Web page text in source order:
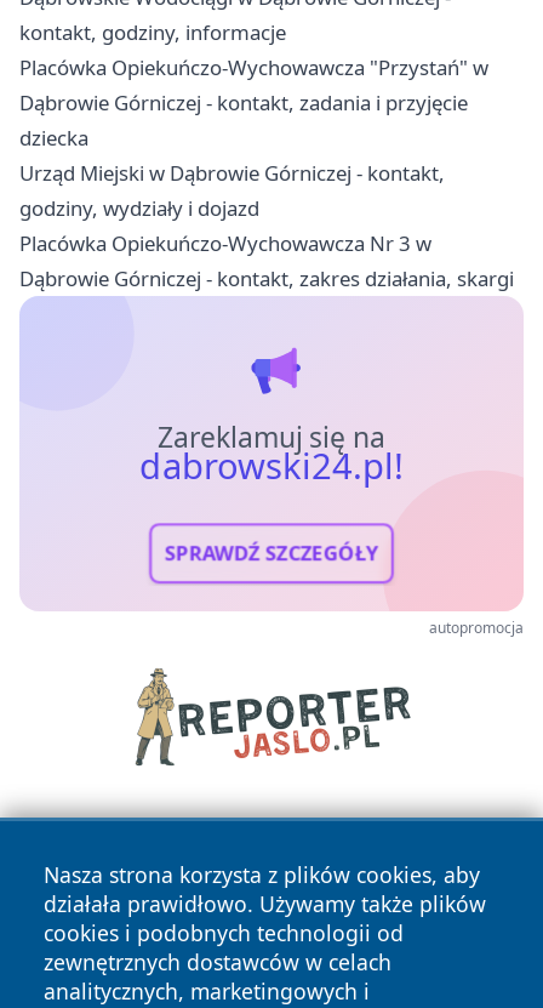
kontakt, godziny, informacje
Placówka Opiekuńczo-Wychowawcza "Przystań" w
Dąbrowie Górniczej - kontakt, zadania i przyjęcie
dziecka
Urząd Miejski w Dąbrowie Górniczej - kontakt,
godziny, wydziały i dojazd
Placówka Opiekuńczo-Wychowawcza Nr 3 w
Dąbrowie Górniczej - kontakt, zakres działania, skargi
Zareklamuj się na
dabrowski24.pl!
SPRAWDŹ SZCZEGÓŁY
autopromocja
Nasza strona korzysta z plików cookies, aby
działała prawidłowo. Używamy także plików
cookies i podobnych technologii od
zewnętrznych dostawców w celach
analitycznych, marketingowych i
Copyright © 2026 dabrowski24.pl Wszystkie prawa
zastrzeżone.